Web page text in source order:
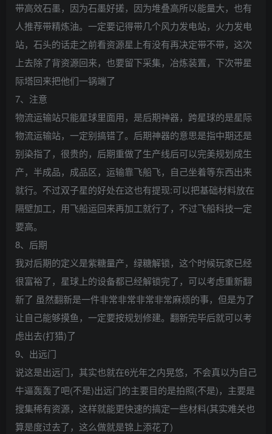
带高效石墨，因为石墨好搓，因为堆叠高所以能量大，也有
人推荐带精炼油。一定要记得带几个风力发电站，火力发电
站，石头的话走之前看资源星上有没有再决定带不带，这次
上去除了背资源回来，也要留下采集，冶炼装置，下次带星
际塔回来把他们一锅端了
7、注意
物流运输站只能星球里面用，是后期神器，跨星球的是星际
物流运输站，一定别搞错了。后期神器的意思是指中期还是
别染指了，很贵的，后期重做了生产线后可以完美规划成生
产，半成品，成品区，运输靠飞船飞，自己坐着等东西出来
就行。不过双子星的好处在这也有提现:可以把基础材料放在
隔壁加工，用飞船运回来再加工就行了，不过飞船科技一定
要高。
8、后期
我对后期的定义是紫糖量产，绿糖解锁，这个时候玩家已经
很富裕了，星球上的设备都已经解锁完了，可以考虑重新翻
新了 虽然翻新是一件非常非常非常非常麻烦的事，但是为了
让自己能够摸鱼，一定要按规划修建。翻新完毕后就可以考
虑出去(打猎)了
9、出远门
说这是出远门，其实也就在6光年之内晃悠，不会真以为自己
牛逼轰轰了吧(不是)出远门的主要目的是拍照(不是)，主要是
搜集稀有资源，这样就能更快速的搞定一些材料(其实难关也
算是度过去了，这么做就是锦上添花了)